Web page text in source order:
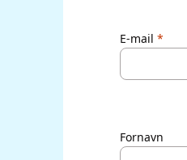
E-mail
Fornavn